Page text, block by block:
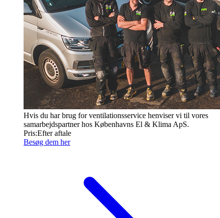
Hvis du har brug for ventilationsservice henviser vi til vores
samarbejdspartner hos Københavns El & Klima ApS.
Pris:Efter aftale
Besøg dem her